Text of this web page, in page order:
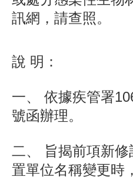
訊網，請查照。
說 明：
一、 依據疾管署
號函辦理。
二、 旨揭前項新
置單位名稱變更時